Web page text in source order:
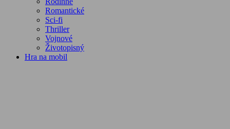
Romantické
Sci-fi
Thriller
Vojnové
Životopisný
Hra na mobil